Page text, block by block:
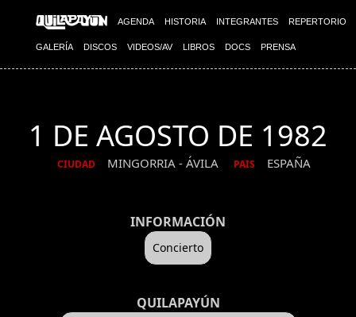
AGENDA HISTORIA INTEGRANTES REPERTORIO
GALERÍA DISCOS VIDEOS/AV LIBROS DOCS PRENSA
1 DE AGOSTO DE 1982
CIUDAD MINGORRIA - ÁVILA PAIS ESPAÑA
INFORMACIÓN
Concierto
QUILAPAYÚN